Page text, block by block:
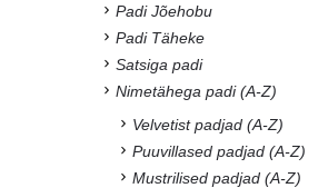
Padi Jõehobu
Padi Täheke
Satsiga padi
Nimetähega padi (A-Z)
Velvetist padjad (A-Z)
Puuvillased padjad (A-Z)
Mustrilised padjad (A-Z)